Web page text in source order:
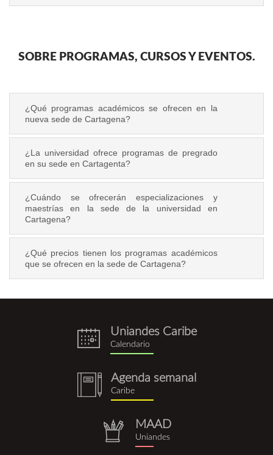
SOBRE PROGRAMAS, CURSOS Y EVENTOS.
¿Qué programas académicos se ofrecen en la
nueva sede de Cartagena?
¿La universidad ofrece programas de pregrado
en su sede en Cartagenta?
¿Cuándo se ofrecerán especializaciones y
maestrías en la sede de la universidad en
Cartagena?
¿Qué precios tienen los programas académicos
que se ofrecen en la sede de Cartagena?
eventos.png
Uniandes Caribe
Calendario
notebook
(1).png
Agenda semanal
Caribe
repositorio.png
MAAD
Uniandes